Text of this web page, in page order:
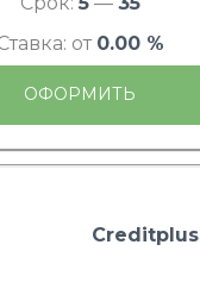
от 0.00 %
ОФОРМИТЬ
Creditplus